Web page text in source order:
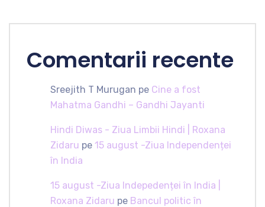
Comentarii recente
Sreejith T Murugan pe Cine a fost
Mahatma Gandhi – Gandhi Jayanti
Hindi Diwas - Ziua Limbii Hindi | Roxana
Zidaru pe 15 august -Ziua Independenței
în India
15 august -Ziua Indepedenței în India |
Roxana Zidaru pe Bancul politic în